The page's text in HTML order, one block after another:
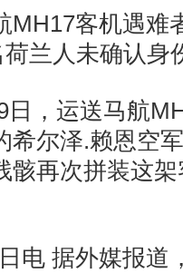
，运送马航
希尔泽.赖恩空
骸再次拼装这
据外媒报道